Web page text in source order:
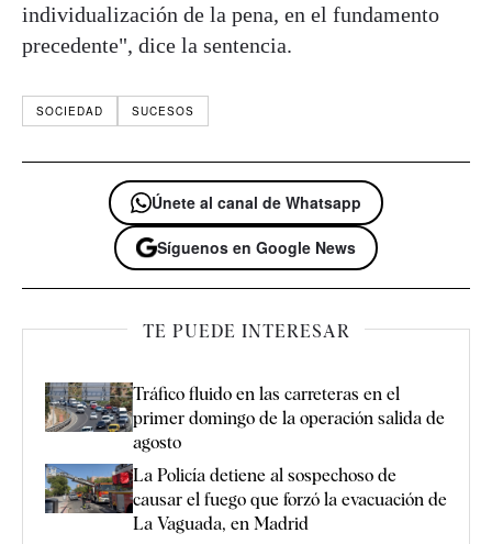
individualización de la pena, en el fundamento
precedente", dice la sentencia.
SOCIEDAD SUCESOS
Únete al canal de Whatsapp
Síguenos en Google News
TE PUEDE INTERESAR
Tráfico fluido en las carreteras en el
primer domingo de la operación salida de
agosto
La Policía detiene al sospechoso de
causar el fuego que forzó la evacuación de
La Vaguada, en Madrid